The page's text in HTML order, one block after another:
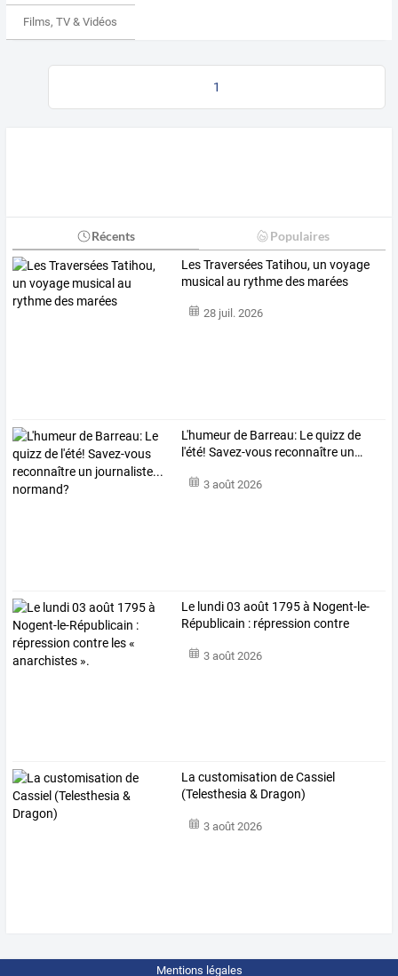
Films, TV & Vidéos
1
Récents Populaires
Les Traversées Tatihou, un voyage
musical au rythme des marées
28 juil. 2026
L'humeurde Barreau: Lequizzde
l'été! Savez-vous reconnaître un…
3 août 2026
Le lundi03 août 1795à Nogent-le-
Républicain : répression contre
3 août 2026
La customisation de Cassiel
(Telesthesia & Dragon)
3 août 2026
Mentions légales